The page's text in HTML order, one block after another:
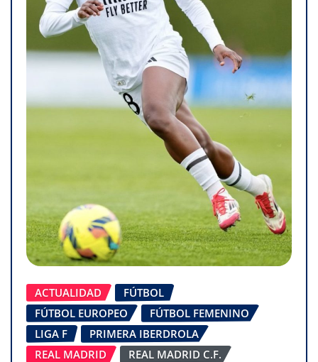
ACTUALIDAD
FÚTBOL
FÚTBOL EUROPEO
FÚTBOL FEMENINO
LIGA F
PRIMERA IBERDROLA
REAL MADRID
REAL MADRID C.F.